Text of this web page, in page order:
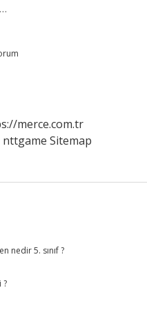
merce.com.tr
nttgame Sitemap
nedir 5. sınıf ?
?